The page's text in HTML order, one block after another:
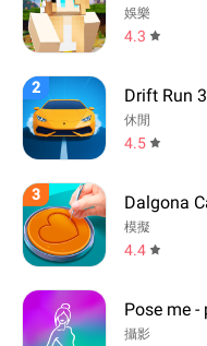
娛樂
4.3
2 Drift Run
休閒
4.5
3 Dalgona
模擬
4.4
Pose me
攝影